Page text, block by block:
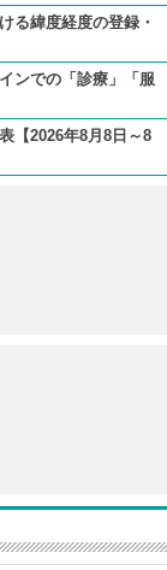
る緯度経度の登録・
ンでの「診療」「服
【2026年8月8日～8